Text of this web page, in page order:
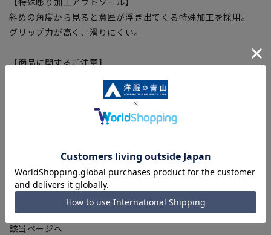
斜めの角度から見ると意匠が浮き出てくる特殊加工を採用。
グリップ力が高く、滑りにくい。
【商品に関するご注意】
■ブラウザやお使いのモニター環境、室内外等の撮影時の環境
下での光加減により、実際の商品と掲載画像の色味が異なる場
合がございます。予めご了承ください。
■店舗や各モールサイトと商品在庫を共有しております関係
上、ご注文いただいたタイミングにより欠品が発生し、ご注文
を完了できない場合がございます。予めご了承ください。(お
急ぎ発送のご注文につきましても、ご注文のタイミングによっ
てはお急ぎ発送サービスを選択できない場合がございます。)
【疲れを軽減、機能性ヘンプソックス】※商品をクリックして
該当ページへ